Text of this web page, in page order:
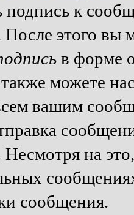
к
После этого
в форме
можете
вашим
Несмотря на
сообщения.